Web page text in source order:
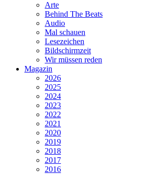
Arte
Behind The Beats
Audio
Mal schauen
Lesezeichen
Bildschirmzeit
Wir müssen reden
Magazin
2026
2025
2024
2023
2022
2021
2020
2019
2018
2017
2016